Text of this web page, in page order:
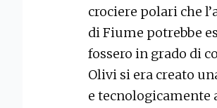
crociere polari che
di Fiume potrebbe
fossero in grado di
Olivi si era creato
e tecnologicamente